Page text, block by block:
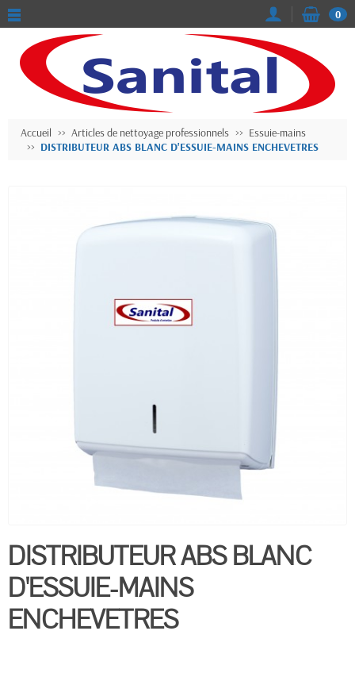
0
Accueil Articles de nettoyage professionnels
Essuie-mains
DISTRIBUTEUR ABS BLANC D'ESSUIE-MAINS ENCHEVETRES
DISTRIBUTEUR ABS BLANC
D'ESSUIE-MAINS
ENCHEVETRES